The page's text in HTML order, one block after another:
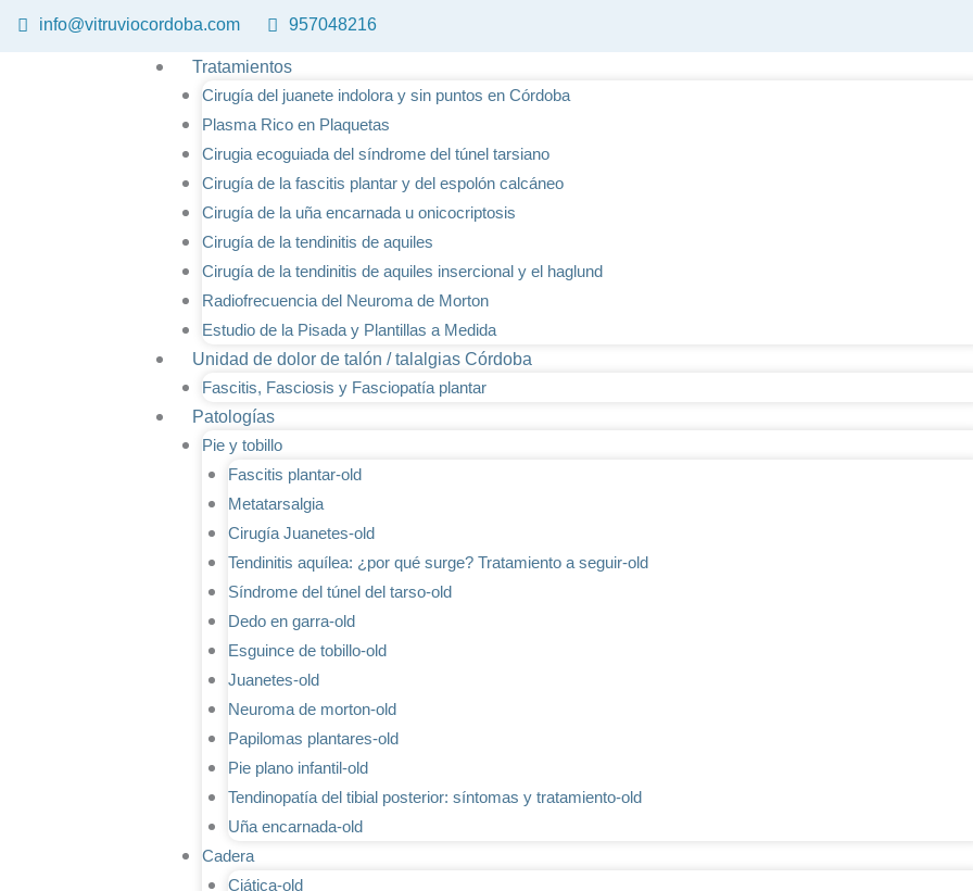
info@vitruviocordoba.com 957048216
Tratamientos
Cirugía del juanete indolora y sin puntos en Córdoba
Plasma Rico en Plaquetas
Cirugia ecoguiada del síndrome del túnel tarsiano
Cirugía de la fascitis plantar y del espolón calcáneo
Cirugía de la uña encarnada u onicocriptosis
Cirugía de la tendinitis de aquiles
Cirugía de la tendinitis de aquiles insercional y el haglund
Radiofrecuencia del Neuroma de Morton
Estudio de la Pisada y Plantillas a Medida
Unidad de dolor de talón / talalgias Córdoba
Fascitis, Fasciosis y Fasciopatía plantar
Patologías
Pie y tobillo
Fascitis plantar-old
Metatarsalgia
Cirugía Juanetes-old
Tendinitis aquílea: ¿por qué surge? Tratamiento a seguir-old
Síndrome del túnel del tarso-old
Dedo en garra-old
Esguince de tobillo-old
Juanetes-old
Neuroma de morton-old
Papilomas plantares-old
Pie plano infantil-old
Tendinopatía del tibial posterior: síntomas y tratamiento-old
Uña encarnada-old
Cadera
Ciática-old